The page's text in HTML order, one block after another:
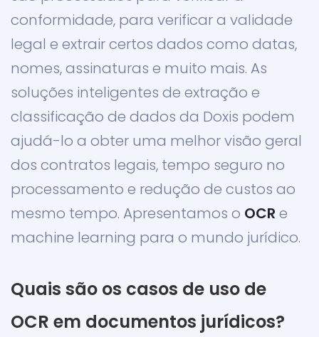
conformidade, para verificar a validade
legal e extrair certos dados como datas,
nomes, assinaturas e muito mais. As
soluções inteligentes de extração e
classificação de dados da Doxis podem
ajudá-lo a obter uma melhor visão geral
dos contratos legais, tempo seguro no
processamento e redução de custos ao
mesmo tempo. Apresentamos o OCR e
machine learning para o mundo jurídico.
Quais são os casos de uso de
OCR em documentos jurídicos?